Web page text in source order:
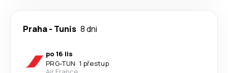
Praha- Tunis 8 dni
po 16 lis
PRG-TUN· 1 přestup